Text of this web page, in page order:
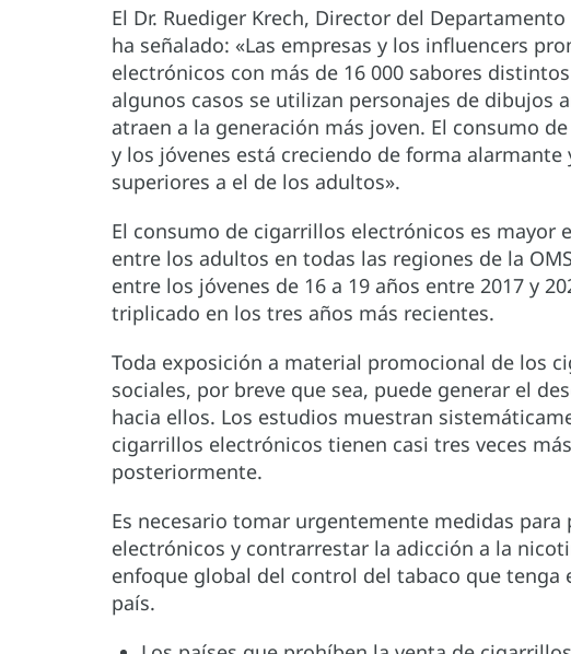
El Dr. Ruediger Krech, Director del
ha señalado: «Las empresas y los influencers
electrónicos con más de 16 000 sabores
algunos casos se utilizan personajes de dibujos
atraen a la generación más joven. El consumo
y los jóvenes está creciendo de forma alarmante
superiores a el de los adultos».
El consumo de cigarrillos electrónicos es mayor
entre los adultos en todas las regiones de la
entre los jóvenes de 16 a 19 años entre 2017 y
triplicado en los tres años más recientes.
Toda exposición a material promocional de los
sociales, por breve que sea, puede generar el
hacia ellos. Los estudios muestran
cigarrillos electrónicos tienen casi tres veces
posteriormente.
Es necesario tomar urgentemente medidas
electrónicos y contrarrestar la adicción a la
enfoque global del control del tabaco que tenga
país.